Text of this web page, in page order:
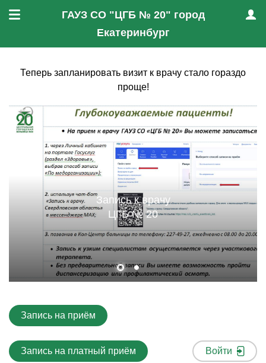
ГАУЗ СО "ЦГБ № 20" город
Екатеринбург
Теперь запланировать визит к врачу стало гораздо
проще!
Запись к врачу
ЦГБ № 20
Запись на приём
Запись на платный приём Войти